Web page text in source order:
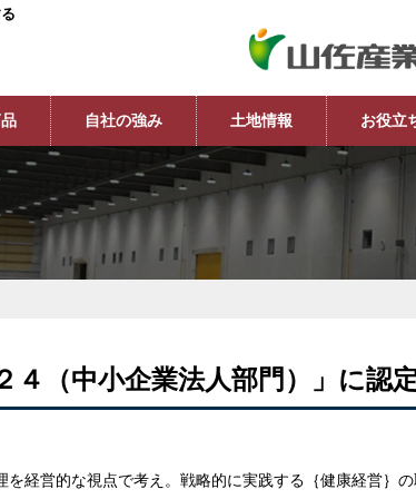
自社の強み 土地情報 お役立
４（中小企業法人部門）」に認
経営的な視点で考え。戦略的に実践する｛健康経営｝